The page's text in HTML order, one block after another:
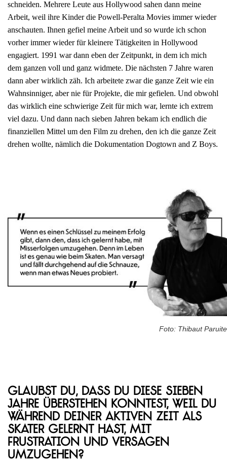
schneiden. Mehrere Leute aus Hollywood sahen dann meine
Arbeit, weil ihre Kinder die Powell-Peralta Movies immer wieder
anschauten. Ihnen gefiel meine Arbeit und so wurde ich schon
vorher immer wieder für kleinere Tätigkeiten in Hollywood
engagiert. 1991 war dann eben der Zeitpunkt, in dem ich mich
dem ganzen voll und ganz widmete. Die nächsten 7 Jahre waren
dann aber wirklich zäh. Ich arbeitete zwar die ganze Zeit wie ein
Wahnsinniger, aber nie für Projekte, die mir gefielen. Und obwohl
das wirklich eine schwierige Zeit für mich war, lernte ich extrem
viel dazu. Und dann nach sieben Jahren bekam ich endlich die
finanziellen Mittel um den Film zu drehen, den ich die ganze Zeit
drehen wollte, nämlich die Dokumentation Dogtown and Z Boys.
Foto: Thibaut Paruite
Glaubst du, dass du diese sieben
Jahre überstehen konntest, weil du
während deiner aktiven Zeit als
Skater gelernt hast, mit
Frustration und Versagen
umzugehen?